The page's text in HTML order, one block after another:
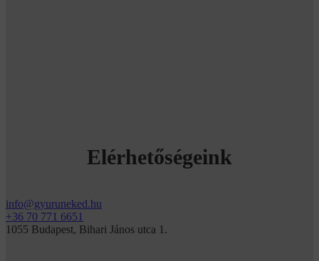
Elérhetőségeink
info@gyuruneked.hu
+36 70 771 6651
1055 Budapest, Bihari János utca 1.